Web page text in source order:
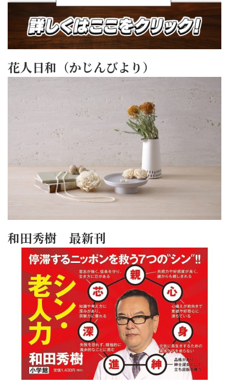
花人日和（かじんびより）
和田秀樹 最新刊